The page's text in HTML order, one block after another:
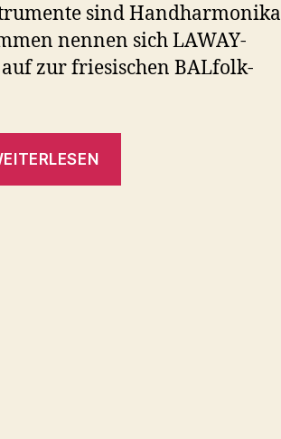
sind Handharmonika
nennen sich LAWAY-
zur friesischen BALfolk-